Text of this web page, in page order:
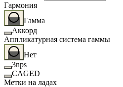
Гармония
Гамма
Аккорд
Аппликатурная система гаммы
Нет
3nps
CAGED
Метки на ладах